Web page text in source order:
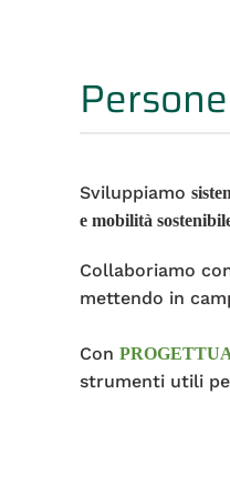
Sviluppiamo
e mobilità
Collaboriamo
mettendo in
Con
strumenti utili